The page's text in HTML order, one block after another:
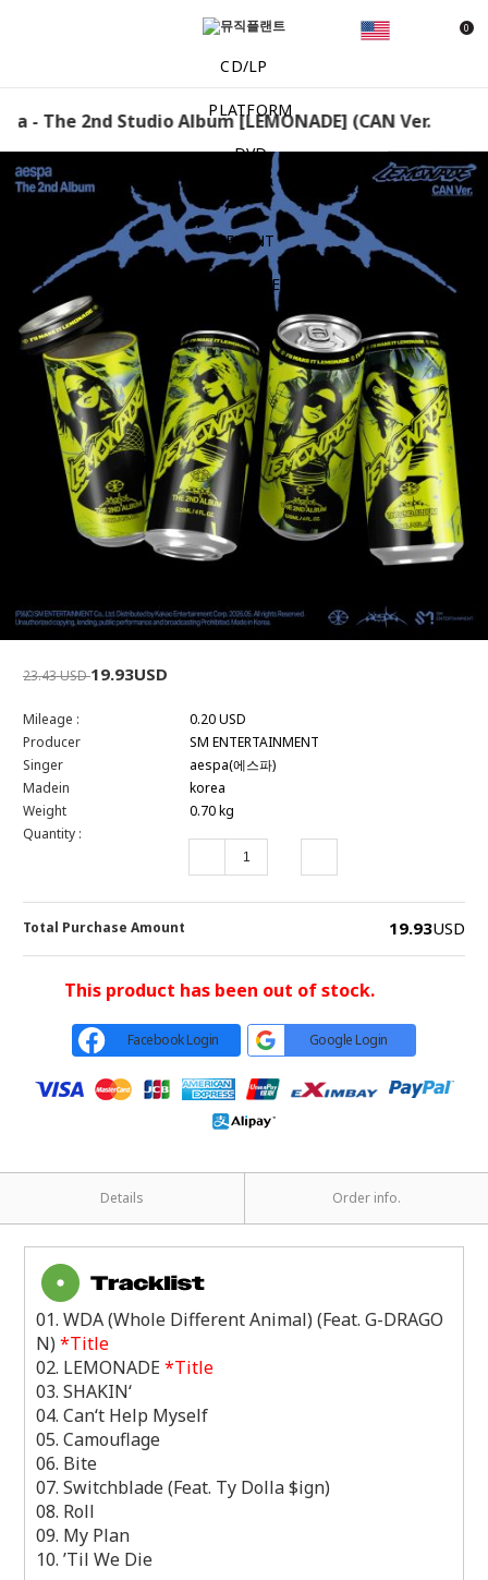
0
CD/LP
PLATFORM
DVD
MD
EVENT
NOTICE
- The 2nd Studio Album [LEMONADE] (CAN Ver.)
23.43 USD19.93USD
Mileage :
0.20 USD
Producer
SM ENTERTAINMENT
Singer
aespa(에스파)
Madein
korea
Weight
0.70 kg
Quantity :
Total Purchase Amount 19.93USD
This product has been out of stock.
Facebook Login Google Login
Details Order info.
01. WDA (Whole Different Animal) (Feat. G-DRAGO
N) *Title
02. LEMONADE *Title
03. SHAKIN‘
04. Can‘t Help Myself
05. Camouflage
06. Bite
07. Switchblade (Feat. Ty Dolla $ign)
08. Roll
09. My Plan
10. ’Til We Die